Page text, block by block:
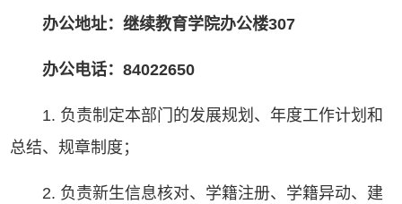
办公地址：继续教育学院办公楼307
办公电话：84022650
1. 负责制定本部门的发展规划、年度工作计划和
总结、规章制度；
2. 负责新生信息核对、学籍注册、学籍异动、建